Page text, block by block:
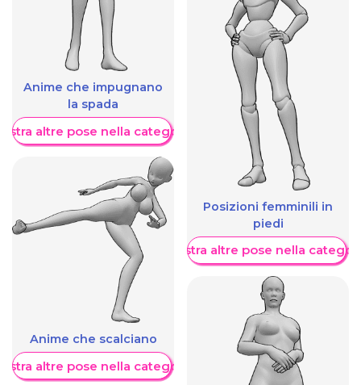
Anime che impugnano
la spada
altre pose nella categoria
Anime che scalciano
altre pose nella categoria
Posizioni femminili in
piedi
Mostra altre pose nella